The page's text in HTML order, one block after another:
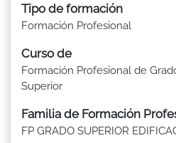
Tipo de formación
Formación Profesional
Curso de
Formación Profesional de
Superior
Familia de Formación
FP GRADO SUPERIOR